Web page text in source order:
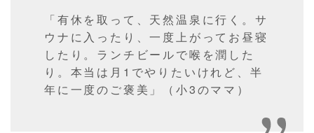
「有休を取って、天然温泉に行く。サ
ウナに入ったり、一度上がってお昼寝
したり。ランチビールで喉を潤した
り。本当は月1でやりたいけれど、半
年に一度のご褒美」（小3のママ）